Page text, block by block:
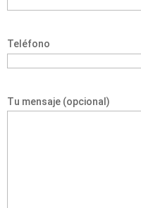
Teléfono
Tu mensaje (opcional)